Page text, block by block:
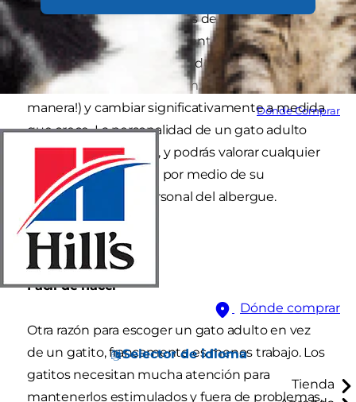
Dónde Comprar
Dónde comprar
Selector de idioma
Tienda
Con un gato adulto tendrás de inmediato una
buena idea del temperamento del gato. Un
gatito puede comportarse de cierta manera
cuando es joven (¡y no siempre de la mejor
manera!) y cambiar significativamente a medida
que crece. La personalidad de un gato adulto
será más consistente, y podrás valorar cualquier
rasgo y extravagancia por medio de su
interacción con el personal del albergue.
Fácil de hacer
Otra razón para escoger un gato adulto en vez
de un gatito, francamente es menos trabajo. Los
gatitos necesitan mucha atención para
mantenerlos estimulados y fuera de problemas.